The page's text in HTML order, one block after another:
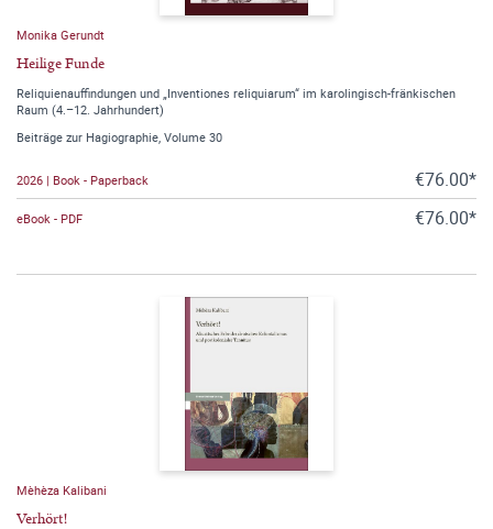
Monika Gerundt
Heilige Funde
Reliquienauffindungen und „Inventiones reliquiarum“ im karolingisch-fränkischen
Raum (4.–12. Jahrhundert)
Beiträge zur Hagiographie, Volume 30
2026 | Book - Paperback €76.00*
eBook - PDF €76.00*
Mèhèza Kalibani
Verhört!